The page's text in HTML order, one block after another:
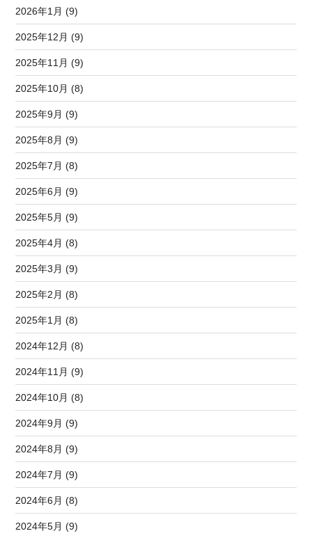
2026年1月 (9)
2025年12月 (9)
2025年11月 (9)
2025年10月 (8)
2025年9月 (9)
2025年8月 (9)
2025年7月 (8)
2025年6月 (9)
2025年5月 (9)
2025年4月 (8)
2025年3月 (9)
2025年2月 (8)
2025年1月 (8)
2024年12月 (8)
2024年11月 (9)
2024年10月 (8)
2024年9月 (9)
2024年8月 (9)
2024年7月 (9)
2024年6月 (8)
2024年5月 (9)